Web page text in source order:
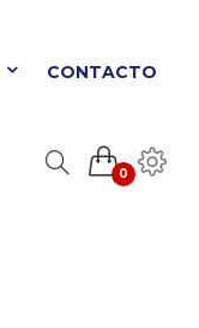
CONTACTO
0